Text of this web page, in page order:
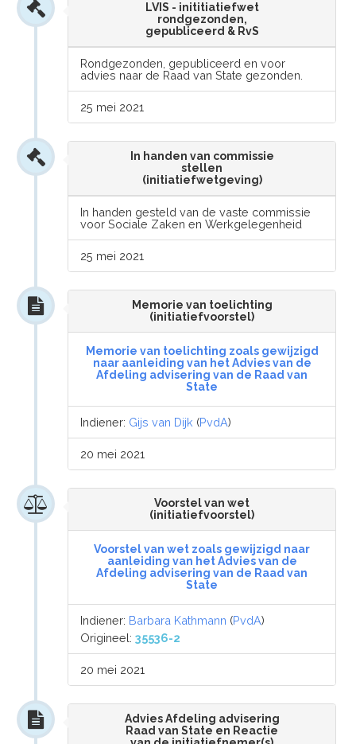
LVIS - inititiatiefwet
rondgezonden,
gepubliceerd & RvS
Rondgezonden, gepubliceerd en voor
advies naar de Raad van State gezonden.
25 mei 2021
In handen van commissie
stellen
(initiatiefwetgeving)
In handen gesteld van de vaste commissie
voor Sociale Zaken en Werkgelegenheid
25 mei 2021
Memorie van toelichting
(initiatiefvoorstel)
Memorie van toelichting zoals gewijzigd
naar aanleiding van het Advies van de
Afdeling advisering van de Raad van
State
Indiener: Gijs van Dijk (PvdA)
20 mei 2021
Voorstel van wet
(initiatiefvoorstel)
Voorstel van wet zoals gewijzigd naar
aanleiding van het Advies van de
Afdeling advisering van de Raad van
State
Indiener: Barbara Kathmann (PvdA)
Origineel:35536-2
20 mei 2021
Advies Afdeling advisering
Raad van State en Reactie